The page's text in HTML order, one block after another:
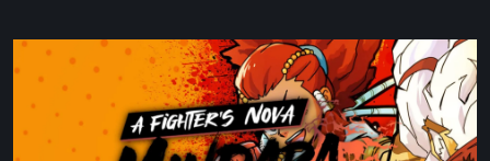
si
vede
tutto
A
Fighter’s
Nova:
Mindara